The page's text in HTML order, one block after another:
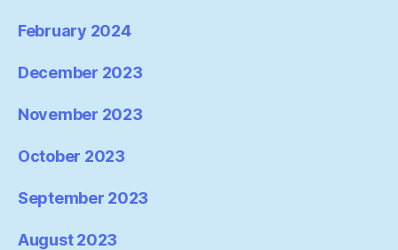
February 2024
December 2023
November 2023
October 2023
September 2023
August 2023